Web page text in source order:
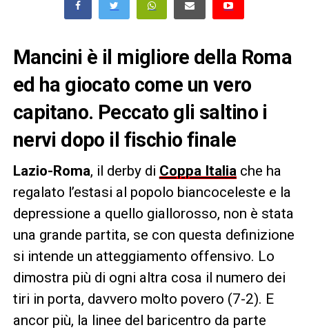
Mancini è il migliore della Roma
ed ha giocato come un vero
capitano. Peccato gli saltino i
nervi dopo il fischio finale
Lazio-Roma, il derby di Coppa Italia che ha
regalato l’estasi al popolo biancoceleste e la
depressione a quello giallorosso, non è stata
una grande partita, se con questa definizione
si intende un atteggiamento offensivo. Lo
dimostra più di ogni altra cosa il numero dei
tiri in porta, davvero molto povero (7-2). E
ancor più, la linee del baricentro da parte